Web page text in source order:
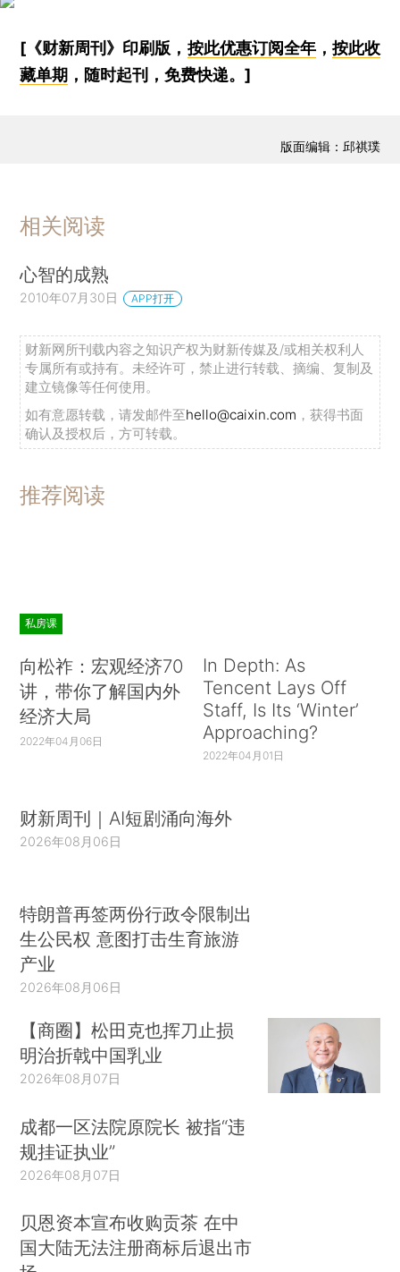
[《财新周刊》印刷版， 按此优惠订阅全年， 按此收
藏单期 ，随时起刊，免费快递。]
版面编辑：邱祺璞
相关阅读
心智的成熟
2010年07月30日 APP打开
财新网所刊载内容之知识产权为财新传媒及/或相关权利人
专属所有或持有。未经许可，禁止进行转载、摘编、复制及
建立镜像等任何使用。
如有意愿转载，请发邮件至hello@caixin.com ，获得书面
确认及授权后，方可转载。
推荐阅读
私房课
向松祚：宏观经济70
讲，带你了解国内外
经济大局
2022年04月06日
In Depth: As
Tencent Lays Off
Staff, Is Its ‘Winter’
Approaching?
2022年04月01日
财新周刊｜AI短剧涌向海外
2026年08月06日
特朗普再签两份行政令限制出
生公民权 意图打击生育旅游
产业
2026年08月06日
【商圈】松田克也挥刀止损
明治折戟中国乳业
2026年08月07日
成都一区法院原院长 被指“违
规挂证执业”
2026年08月07日
贝恩资本宣布收购贡茶 在中
国大陆无法注册商标后退出市